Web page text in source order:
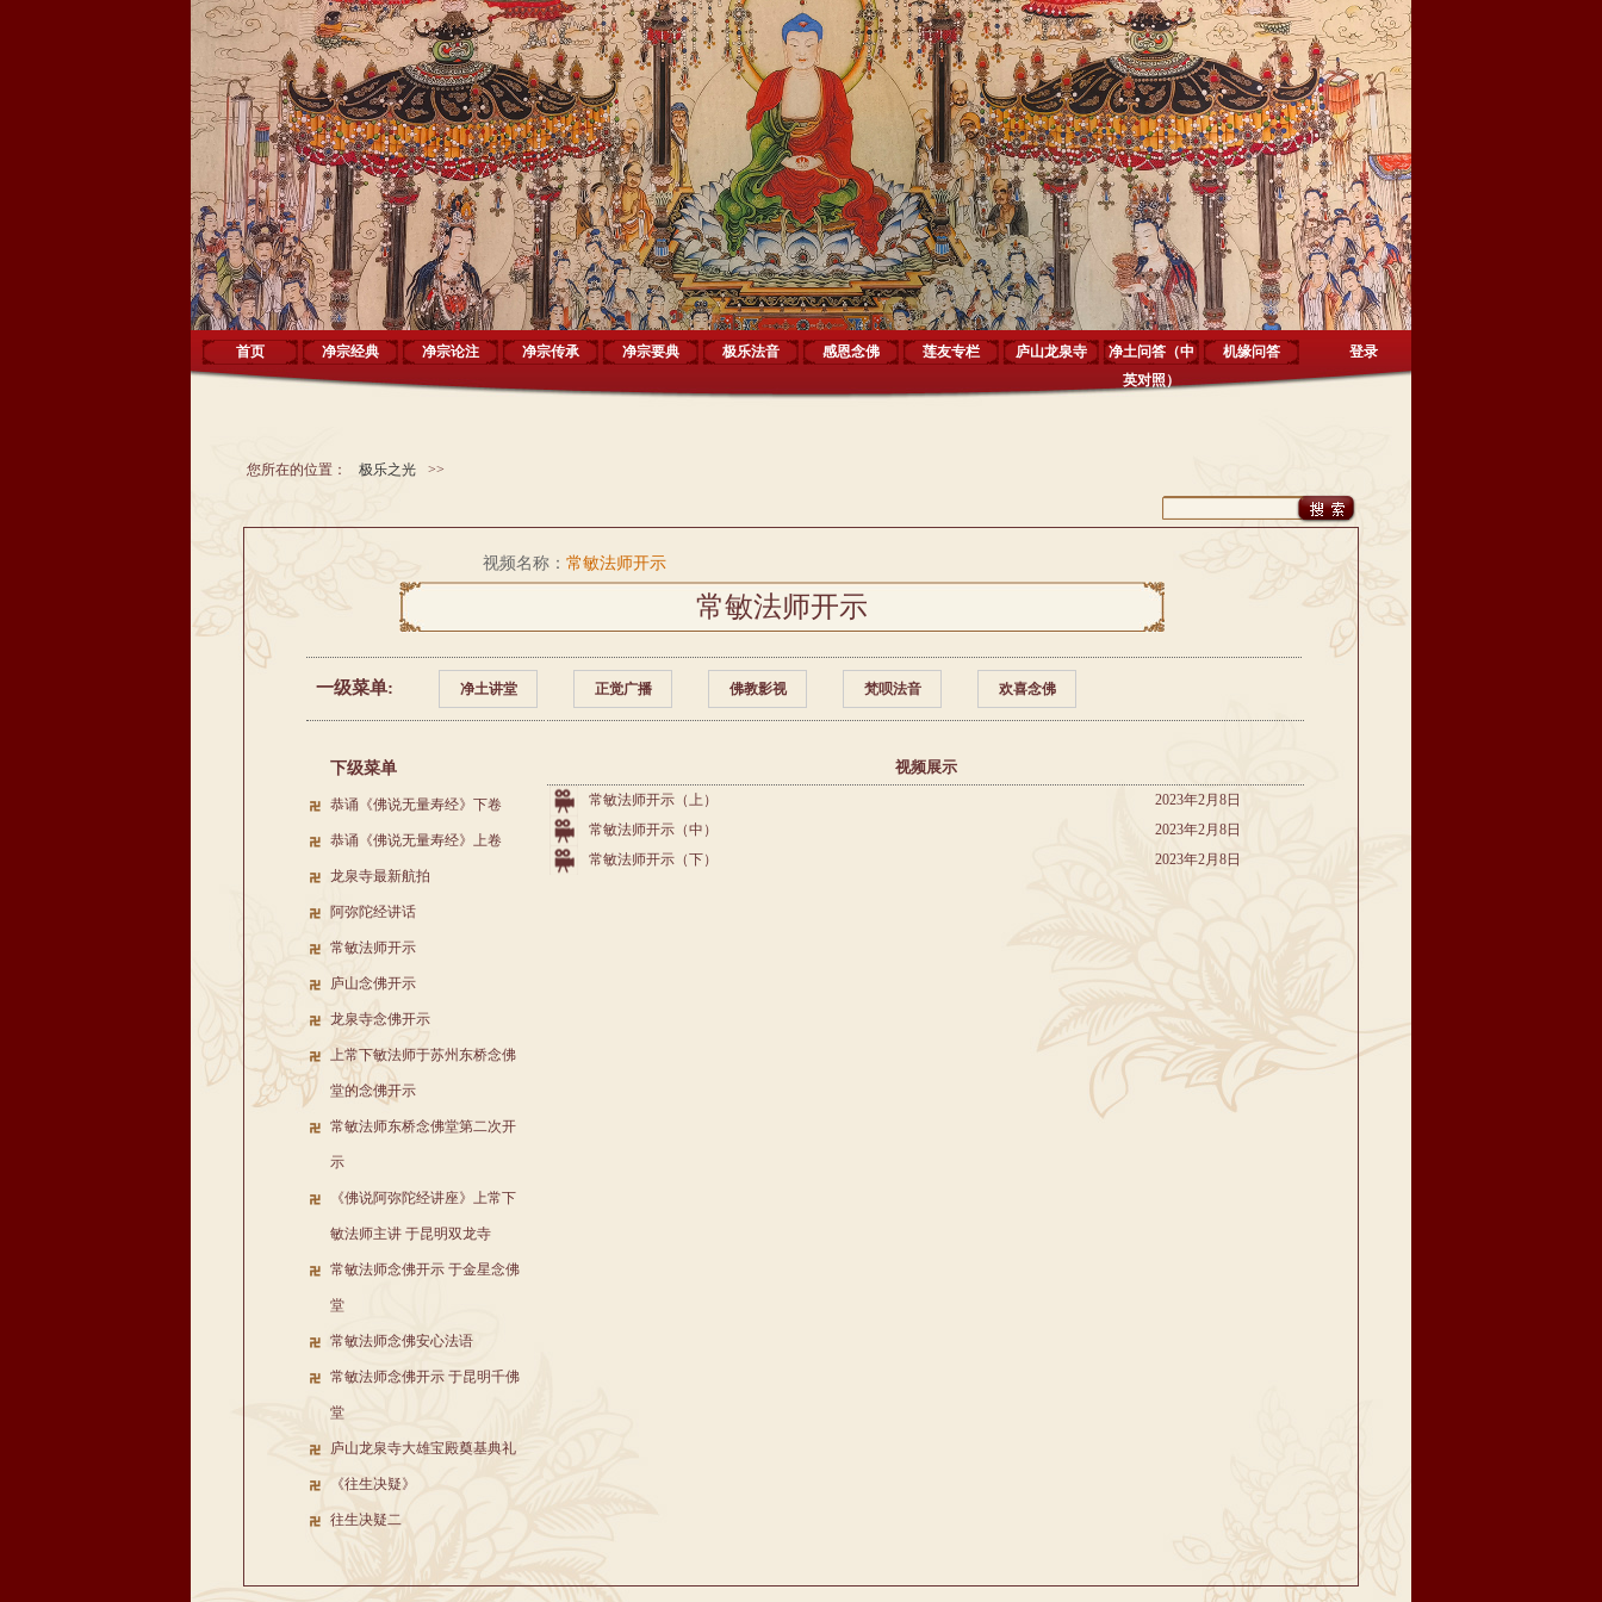
首页 净宗经典 净宗论注 净宗传承 净宗要典 极乐法音 感恩念佛 莲友专栏 庐山龙泉寺
净土问答（中
英对照）
机缘问答 登录
您所在的位置： 极乐之光 >>
视频名称： 常敏法师开示
常敏法师开示
一级菜单: 净土讲堂 正觉广播 佛教影视 梵呗法音 欢喜念佛
下级菜单
恭诵《佛说无量寿经》下卷
恭诵《佛说无量寿经》上卷
龙泉寺最新航拍
阿弥陀经讲话
常敏法师开示
庐山念佛开示
龙泉寺念佛开示
上常下敏法师于苏州东桥念佛
堂的念佛开示
常敏法师东桥念佛堂第二次开
示
《佛说阿弥陀经讲座》上常下
敏法师主讲 于昆明双龙寺
常敏法师念佛开示 于金星念佛
堂
常敏法师念佛安心法语
常敏法师念佛开示 于昆明千佛
堂
庐山龙泉寺大雄宝殿奠基典礼
《往生决疑》
往生决疑二
视频展示
2023年2月8日
常敏法师开示（上）
2023年2月8日
常敏法师开示（中）
2023年2月8日
常敏法师开示（下）